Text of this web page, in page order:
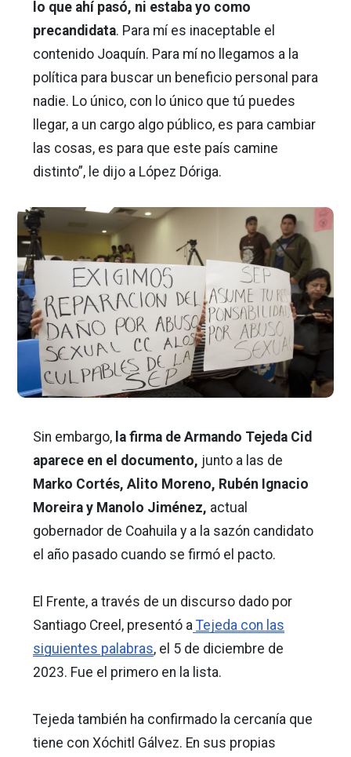
lo que ahí pasó, ni estaba yo como
precandidata. Para mí es inaceptable el
contenido Joaquín. Para mí no llegamos a la
política para buscar un beneficio personal para
nadie. Lo único, con lo único que tú puedes
llegar, a un cargo algo público, es para cambiar
las cosas, es para que este país camine
distinto”, le dijo a López Dóriga.
Sin embargo, la firma de Armando Tejeda Cid
aparece en el documento, junto a las de
Marko Cortés, Alito Moreno, Rubén Ignacio
Moreira y Manolo Jiménez, actual
gobernador de Coahuila y a la sazón candidato
el año pasado cuando se firmó el pacto.
El Frente, a través de un discurso dado por
Santiago Creel, presentó a Tejeda con las
siguientes palabras, el 5 de diciembre de
2023. Fue el primero en la lista.
Tejeda también ha confirmado la cercanía que
tiene con Xóchitl Gálvez. En sus propias